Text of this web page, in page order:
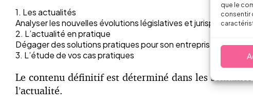
que le
consentir
1. Les actualités
Analyser les nouvelles évolutions législatives et
2. L’actualité en pratique
Dégager des solutions pratiques pour son entreprise ou ses
3. L’étude de vos cas pratiques
Le contenu définitif est déterminé dans les
l’actualité.